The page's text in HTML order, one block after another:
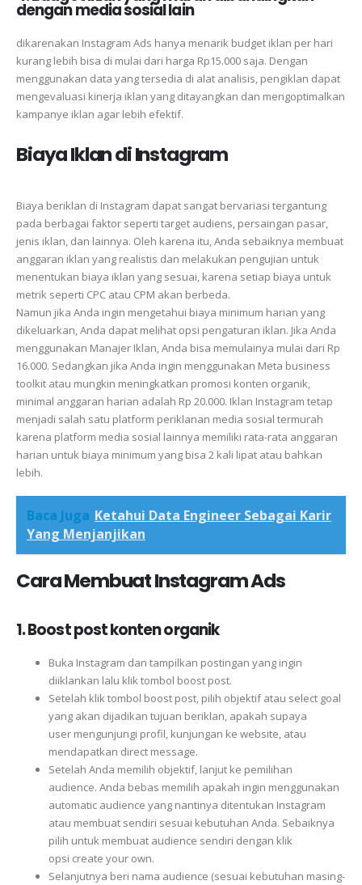
dengan media sosial lain
dikarenakan Instagram Ads hanya menarik budget iklan per hari
kurang lebih bisa di mulai dari harga Rp15.000 saja. Dengan
menggunakan data yang tersedia di alat analisis, pengiklan dapat
mengevaluasi kinerja iklan yang ditayangkan dan mengoptimalkan
kampanye iklan agar lebih efektif.
Biaya Iklan di Instagram
Biaya beriklan di Instagram dapat sangat bervariasi tergantung
pada berbagai faktor seperti target audiens, persaingan pasar,
jenis iklan, dan lainnya. Oleh karena itu, Anda sebaiknya membuat
anggaran iklan yang realistis dan melakukan pengujian untuk
menentukan biaya iklan yang sesuai, karena setiap biaya untuk
metrik seperti CPC atau CPM akan berbeda.
Namun jika Anda ingin mengetahui biaya minimum harian yang
dikeluarkan, Anda dapat melihat opsi pengaturan iklan. Jika Anda
menggunakan Manajer Iklan, Anda bisa memulainya mulai dari Rp
16.000. Sedangkan jika Anda ingin menggunakan Meta business
toolkit atau mungkin meningkatkan promosi konten organik,
minimal anggaran harian adalah Rp 20.000. Iklan Instagram tetap
menjadi salah satu platform periklanan media sosial termurah
karena platform media sosial lainnya memiliki rata-rata anggaran
harian untuk biaya minimum yang bisa 2 kali lipat atau bahkan
lebih.
Baca Juga Ketahui Data Engineer Sebagai Karir
Yang Menjanjikan
Cara Membuat Instagram Ads
1. Boost post konten organik
Buka Instagram dan tampilkan postingan yang ingin
diiklankan lalu klik tombol boost post.
Setelah klik tombol boost post, pilih objektif atau select goal
yang akan dijadikan tujuan beriklan, apakah supaya
user mengunjungi profil, kunjungan ke website, atau
mendapatkan direct message.
Setelah Anda memilih objektif, lanjut ke pemilihan
audience. Anda bebas memilih apakah ingin menggunakan
automatic audience yang nantinya ditentukan Instagram
atau membuat sendiri sesuai kebutuhan Anda. Sebaiknya
pilih untuk membuat audience sendiri dengan klik
opsi create your own.
Selanjutnya beri nama audience (sesuai kebutuhan masing-